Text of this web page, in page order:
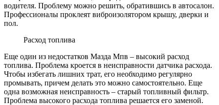
водителя. Проблему можно решить, обратившись в автосалон.
Профессионалы проклеят виброизолятором крышу, дверки и
пол.
Расход топлива
Еще один из недостатков Мазда Мпв – высокий расход
топлива. Проблема кроется в неисправности датчика расхода.
Чтобы избегать лишних трат, его необходимо регулярно
промывать, причем делать это можно самостоятельно. Еще
одна возможная неисправность – старый топливный фильтр.
Проблема высокого расхода топлива решается его заменой.